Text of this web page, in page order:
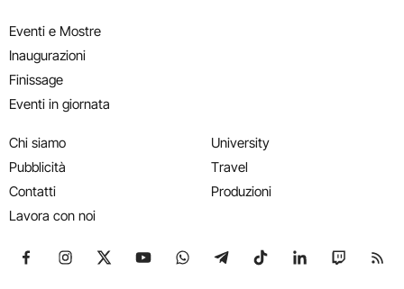
Eventi e Mostre
Inaugurazioni
Finissage
Eventi in giornata
Chi siamo
Pubblicità
Contatti
Lavora con noi
University
Travel
Produzioni
Seguici su Facebook
Seguici su Instagram
Seguici su X
Seguici su YouTube
Seguici su WhatsApp
Seguici su Telegram
Seguici su TikTok
Seguici su
Seguici